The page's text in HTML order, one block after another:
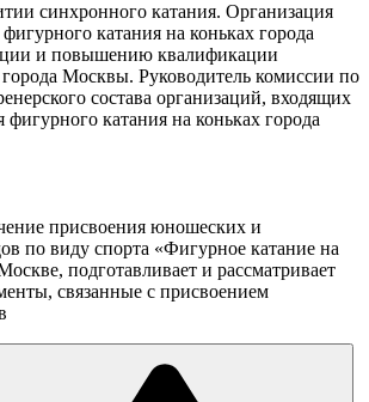
синхронного катания. Организация
катания на коньках города
и повышению квалификации
города Москвы. Руководитель комиссии по
состава организаций, входящих
фигурного катания на коньках города
присвоения юношеских и
по виду спорта «Фигурное катание на
подготавливает и рассматривает
связанные с присвоением